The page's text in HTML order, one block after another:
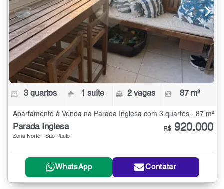
3 quartos 1 suíte 2 vagas 87 m²
Apartamento à Venda na Parada Inglesa com 3 quartos - 87 m²
Parada Inglesa
Zona Norte - São Paulo
R$ 920.000
WhatsApp Contatar